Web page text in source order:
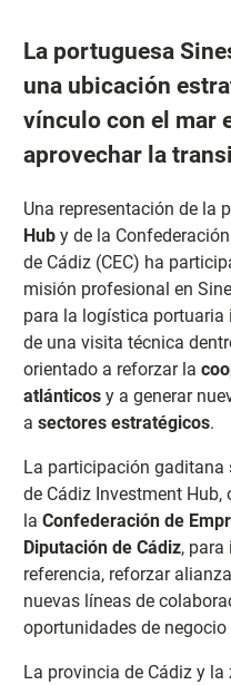
La portuguesa
una ubicación
vínculo con el mar
aprovechar la
Una representación de la
Huby de la
de Cádiz (CEC) ha
misión profesional en
para la logística portuaria
de una visita técnica
orientado a reforzar la
atlánticosy a generar
a sectores estratégicos.
La participación gaditana
de Cádiz Investment
la Confederación de
Diputación de Cádiz, para
referencia, reforzar
nuevas líneas de
oportunidades de
La provincia de Cádiz y